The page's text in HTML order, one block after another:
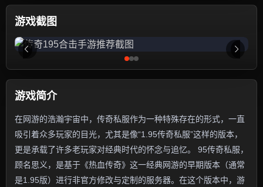
游戏截图
游戏简介
在网游的浩瀚宇宙中，传奇私服作为一种特殊存在的形式，一直
吸引着众多玩家的目光，尤其是像“1.95传奇私服”这样的版本，
更是承载了许多老玩家对经典时代的怀念与追忆。 95传奇私服，
顾名思义，是基于《热血传奇》这一经典网游的早期版本（通常
是1.95版）进行非官方修改与定制的服务器。在这个版本中，游